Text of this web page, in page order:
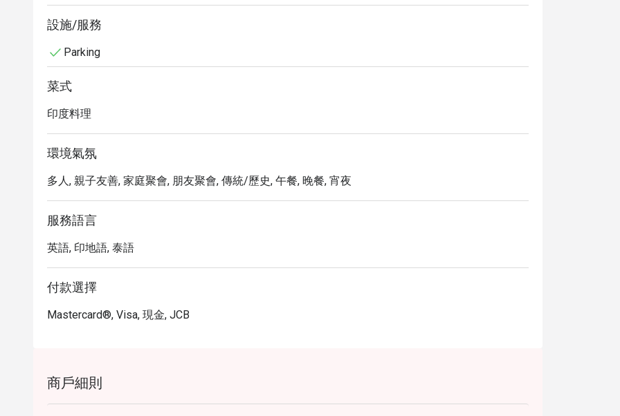
的奶油雞、香濃咖哩雞，以及為素食者準備的豐富全素與蔬食料理，滿足所有人的味蕾。我們提供
充足停車位、無障礙通道，並歡迎家庭及團體蒞臨，是探索曼谷印度風味的首選。
驗令人難忘的印度美食之旅。
設施/服務
Parking
菜式
印度料理
環境氣氛
多人, 親子友善, 家庭聚會, 朋友聚會, 傳統/歷史, 午餐, 晚餐, 宵夜
服務語言
英語, 印地語, 泰語
付款選擇
Mastercard®, Visa, 現金, JCB
商戶細則